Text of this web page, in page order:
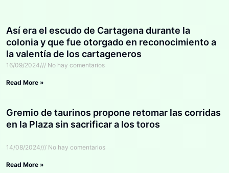
Así era el escudo de Cartagena durante la
colonia y que fue otorgado en reconocimiento a
la valentía de los cartageneros
16/09/2024 No hay comentarios
Read More »
Gremio de taurinos propone retomar las corridas
en la Plaza sin sacrificar a los toros
14/08/2024 No hay comentarios
Read More »